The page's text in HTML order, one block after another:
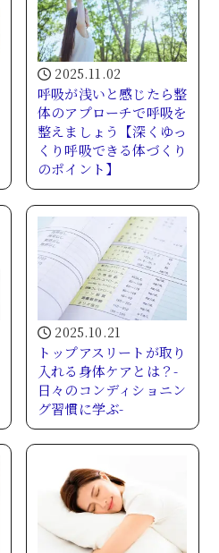
2025.11.02
呼吸が浅いと感じたら整
体のアプローチで呼吸を
整えましょう【深くゆっ
くり呼吸できる体づくり
のポイント】
2025.10.21
トップアスリートが取り
入れる身体ケアとは？-
日々のコンディショニン
グ習慣に学ぶ-